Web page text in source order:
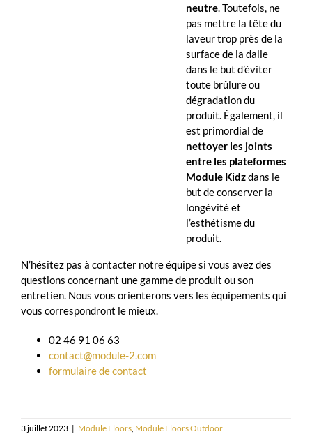
neutre. Toutefois, ne
pas mettre la tête du
laveur trop près de la
surface de la dalle
dans le but d’éviter
toute brûlure ou
dégradation du
produit. Également, il
est primordial de
nettoyer les joints
entre les plateformes
Module Kidzdans le
but de conserver la
longévité et
l’esthétisme du
produit.
N’hésitez pas à contacter notre équipe si vous avez des
questions concernant une gamme de produit ou son
entretien. Nous vous orienterons vers les équipements qui
vous correspondront le mieux.
02 46 91 06 63
contact@module-2.com
formulaire de contact
3 juillet 2023 | Module Floors Module Floors Outdoor